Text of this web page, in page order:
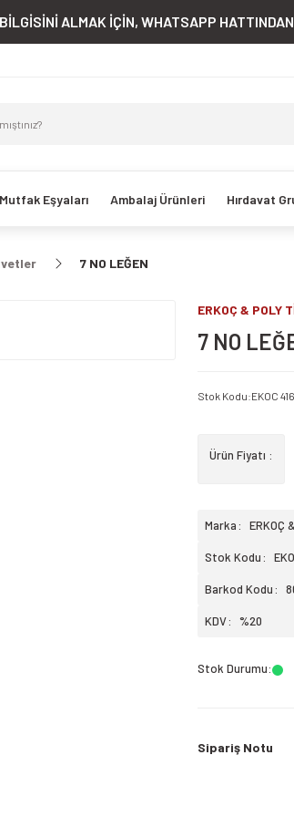
ALMAK İÇİN, WHATSAPP
Mutfak Eşyaları Ambalaj Ürünleri Hırdavat
7 NO LEĞEN
ERKOÇ & POLY
7 NO
Stok Kodu:EKOC 416
Ürün Fiyatı :
Marka ERKOÇ
Stok Kodu
Barkod Kodu
KDV %20
Stok Durumu:
Sipariş Notu